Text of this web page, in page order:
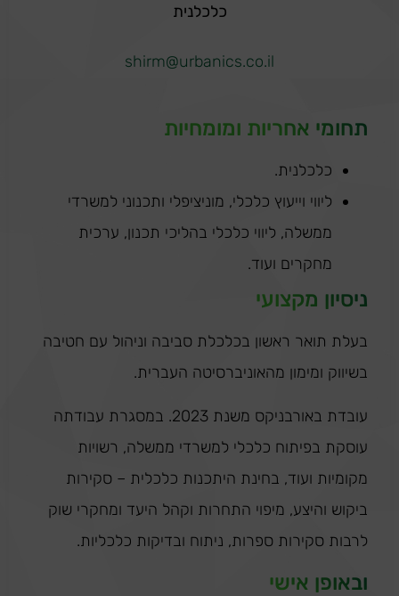
כלכלנית
shirm@urbanics.co.il
תחומי אחריות ומומחיות
כלכלנית.
ליווי וייעוץ כלכלי, מוניציפלי ותכנוני למשרדי
ממשלה, ליווי כלכלי בהליכי תכנון, ערכית
מחקרים ועוד.
ניסיון מקצועי
בעלת תואר ראשון בכלכלת סביבה וניהול עם חטיבה
בשיווק ומימון מהאוניברסיטה העברית.
עובדת באורבניקס משנת 2023. במסגרת עבודתה
עוסקת בפיתוח כלכלי למשרדי ממשלה, רשויות
מקומיות ועוד, בחינת היתכנות כלכלית – סקירות
ביקוש והיצע, מיפוי התחרות וקהל היעד ומחקרי שוק
לרבות סקירות ספרות, ניתוח ובדיקות כלכליות.
ובאופן אישי